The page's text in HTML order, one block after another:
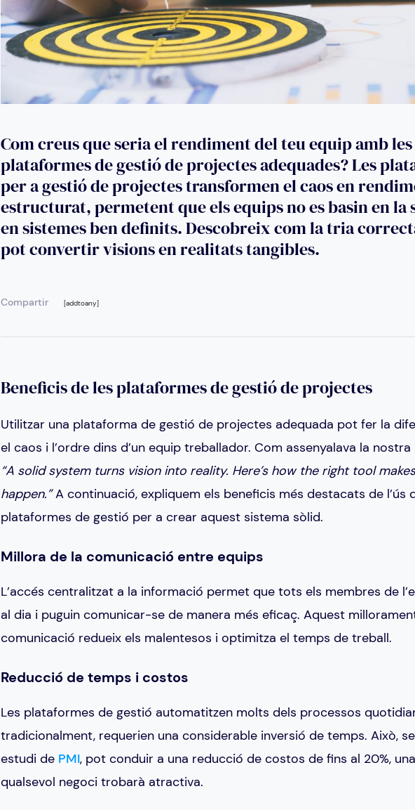
Com creus que seria el rendiment del teu equip amb les
plataformes de gestió de projectes adequades? Les
per a gestió de projectes transformen el caos en
estructurat, permetent que els equips no es basin en la
en sistemes ben definits. Descobreix com la tria
pot convertir visions en realitats tangibles.
Compartir [addtoany]
Beneficis de les plataformes de gestió de projectes
Utilitzar una plataforma de gestió de projectes adequada pot fer la
el caos i l’ordre dins d’un equip treballador. Com assenyalava la
“A solid system turns vision into reality. Here’s how the right tool
happen.”A continuació, expliquem els beneficis més destacats de l’ús
plataformes de gestió per a crear aquest sistema sòlid.
Millora de la comunicació entre equips
L’accés centralitzat a la informació permet que tots els membres de
al dia i puguin comunicar-se de manera més eficaç. Aquest
comunicació redueix els malentesos i optimitza el temps de treball.
Reducció de temps i costos
Les plataformes de gestió automatitzen molts dels processos
tradicionalment, requerien una considerable inversió de temps. Això,
estudi de PMI, pot conduir a una reducció de costos de fins al 20%,
qualsevol negoci trobarà atractiva.